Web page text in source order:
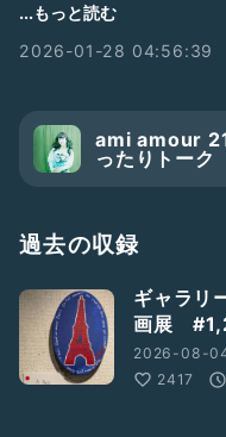
ありがとうございました
20代の時の駆け出しの頃
歌手の
やまもときょうこさんと
まさかの再会！
長く続けてきて
思った一夜でした
他にも素敵な出会いが…
...もっと読む
2026-01-28 04:56:39
ami amour
ったりトーク
過去の収録
ギャラリ
画展
2026-08-
2417